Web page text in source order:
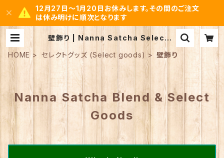
12月27日～1月20日お休みします。その間のご注文
は休み明けに順次となります
壁飾り | Nanna Satcha Select b
y Mystic Space Noah
HOME
セレクトグッズ (Select goods) 壁飾り
Nanna Satcha Blend & Select
Goods